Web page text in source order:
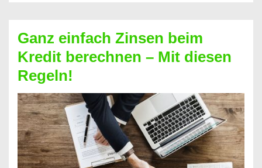
bekommen?
So
ist
es
möglich!
Ganz einfach Zinsen beim
Kredit berechnen – Mit diesen
Regeln!